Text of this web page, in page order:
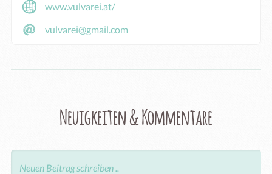
www.vulvarei.at/
vulvarei@gmail.com
Neuigkeiten & Kommentare